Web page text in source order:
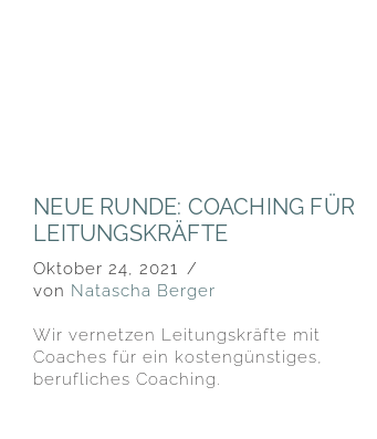
NEUE RUNDE: COACHING FÜR
LEITUNGSKRÄFTE
Oktober 24, 2021
von Natascha Berger
Wir vernetzen Leitungskräfte mit
Coaches für ein kostengünstiges,
berufliches Coaching.